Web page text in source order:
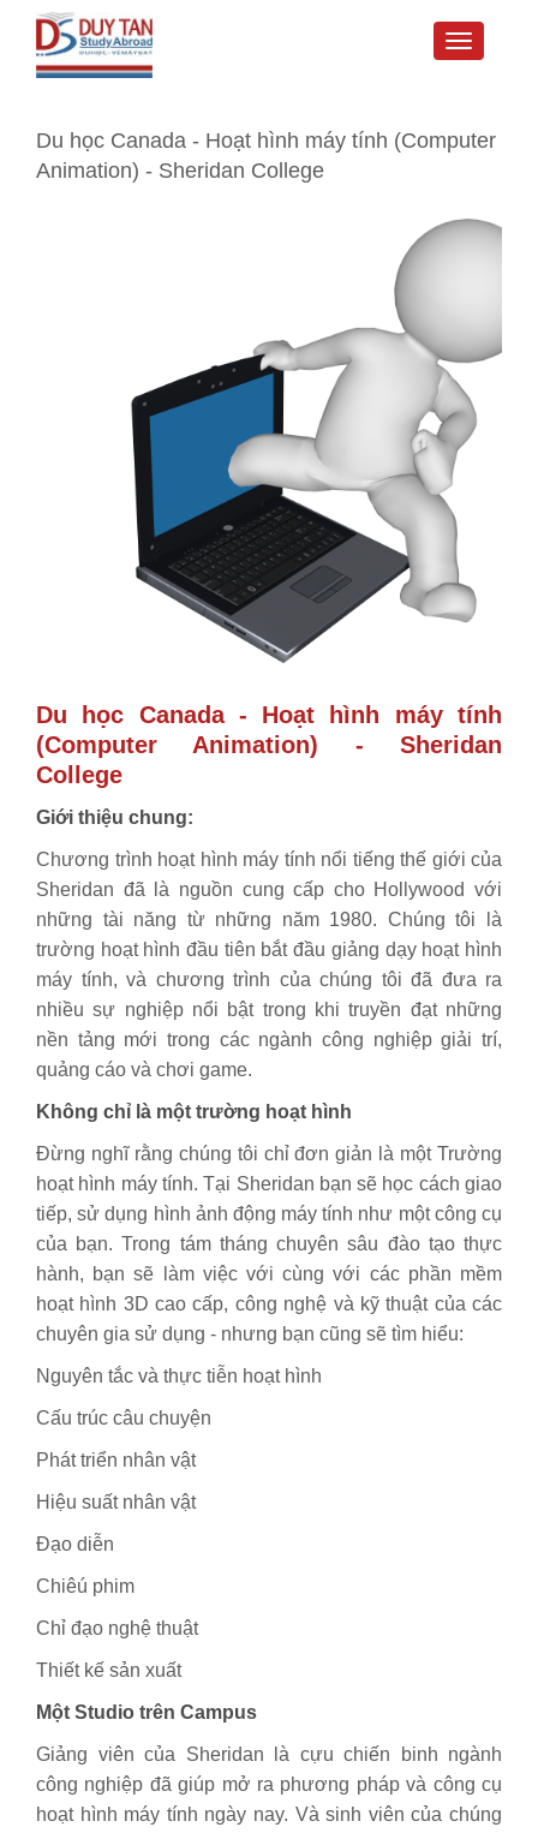
Toggle
Du học Canada - Hoạt hình máy tính (Computer
Animation) - Sheridan College
Du học Canada- Hoạt hình máy tính
(Computer Animation) - Sheridan
College
Giới thiệu chung:
Chương trình hoạt hình máy tính nổi tiếng thế giới của
Sheridan đã là nguồn cung cấp cho Hollywood với
những tài năng từ những năm 1980. Chúng tôi là
trường hoạt hình đầu tiên bắt đầu giảng dạy hoạt hình
máy tính, và chương trình của chúng tôi đã đưa ra
nhiều sự nghiệp nổi bật trong khi truyền đạt những
nền tảng mới trong các ngành công nghiệp giải trí,
quảng cáo và chơi game.
Không chỉ là một trường hoạt hình
Đừng nghĩ rằng chúng tôi chỉ đơn giản là một Trường
hoạt hình máy tính. Tại Sheridan bạn sẽ học cách giao
tiếp, sử dụng hình ảnh động máy tính như một công cụ
của bạn. Trong tám tháng chuyên sâu đào tạo thực
hành, bạn sẽ làm việc với cùng với các phần mềm
hoạt hình 3D cao cấp, công nghệ và kỹ thuật của các
chuyên gia sử dụng - nhưng bạn cũng sẽ tìm hiểu:
Nguyên tắc và thực tiễn hoạt hình
Cấu trúc câu chuyện
Phát triển nhân vật
Hiệu suất nhân vật
Đạo diễn
Chiêú phim
Chỉ đạo nghệ thuật
Thiết kế sản xuất
Một Studio trên Campus
Giảng viên của Sheridan là cựu chiến binh ngành
công nghiệp đã giúp mở ra phương pháp và công cụ
hoạt hình máy tính ngày nay. Và sinh viên của chúng